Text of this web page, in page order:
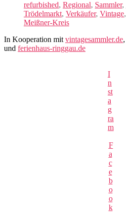
refurbished, Regional, Sammler,
Trödelmarkt, Verkäufer, Vintage,
Meißner-Kreis
In Kooperation mit vintagesammler.de,
und ferienhaus-ringgau.de
I
n
st
a
g
ra
m
F
a
c
e
b
o
o
k